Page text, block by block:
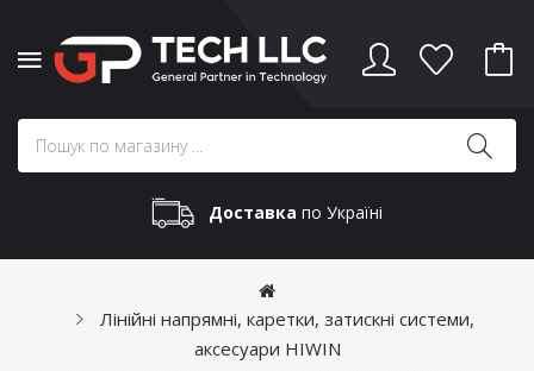
Доставка по Україні
Лінійні напрямні, каретки, затискні системи,
аксесуари HIWIN